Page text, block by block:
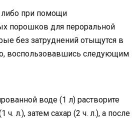
при помощи
порошков для пероральной
без затруднений отыщутся в
воспользовавшись следующим
воде (1 л) растворите
л.), затем сахар (2 ч. л.), а после